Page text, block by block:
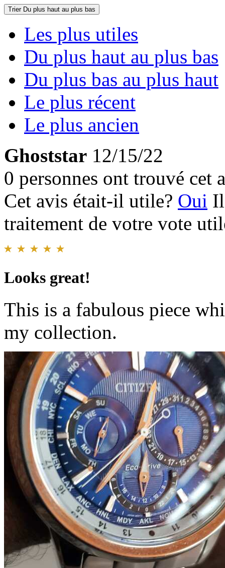
Trier Du plus haut au plus bas
Les plus utiles
Du plus haut au plus bas
Du plus bas au plus haut
Le plus récent
Le plus ancien
Ghoststar 12/15/22
0 personnes ont trouvé cet
Cet avis était-il utile? Oui
traitement de votre vote
Looks great!
This is a fabulous piece
my collection.